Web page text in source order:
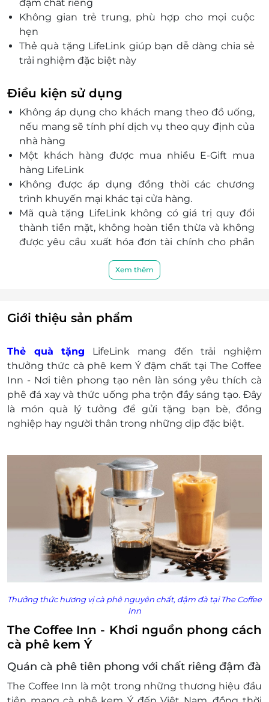
đậm chất riêng
Không gian trẻ trung, phù hợp cho mọi cuộc
hẹn
Thẻ quà tặng LifeLink giúp bạn dễ dàng chia sẻ
trải nghiệm đặc biệt này
nghiệp
Đặt mua nhanh chóng, sử dụng tiện lợi qua
LifeLink.vn
Điều kiện sử dụng
Không áp dụng cho khách mang theo đồ uống,
nếu mang sẽ tính phí dịch vụ theo quy định của
nhà hàng
Một khách hàng được mua nhiều E-Gift mua
hàng LifeLink
Không được áp dụng đồng thời các chương
trình khuyến mại khác tại cửa hàng.
Mã quà tặng LifeLink không có giá trị quy đổi
thành tiền mặt, không hoàn tiền thừa và không
được yêu cầu xuất hóa đơn tài chính cho phần
Khách hàng có trách nhiệm bảo mật thông tin
mất hoặc ở trạng thái "Đã sử dụng" với bất kỳ lý
lượng sản phẩm hoặc dịch vụ được cung cấp
cũng như đối với các tranh chấp về sau giữa
khách hàng và nhà cung cấp.
LifeLink có quyền sửa chữa hoặc thay đổi điều
khoản và điều kiện sử dụng mà không thông
báo trước.
Xem thêm
Giới thiệu sản phẩm
Thẻ quà tặng LifeLink mang đến trải nghiệm
thưởng thức cà phê kem Ý đậm chất tại The Coffee
Inn - Nơi tiên phong tạo nên làn sóng yêu thích cà
phê đá xay và thức uống pha trộn đầy sáng tạo. Đây
là món quà lý tưởng để gửi tặng bạn bè, đồng
nghiệp hay người thân trong những dịp đặc biệt.
Thưởng thức hương vị cà phê nguyên chất, đậm đà tại The Coffee
Inn
The Coffee Inn - Khơi nguồn phong cách
cà phê kem Ý
Quán cà phê tiên phong với chất riêng đậm đà
The Coffee Inn là một trong những thương hiệu đầu